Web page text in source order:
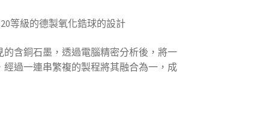
等級的德製氧化鋯球的設計
含銅石墨，透過電腦精密分析後，將一
過一連串繁複的製程將其融合為一，成